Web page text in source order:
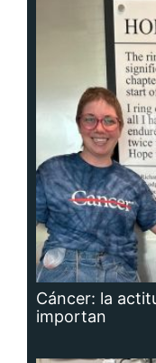
Cáncer: la
importan